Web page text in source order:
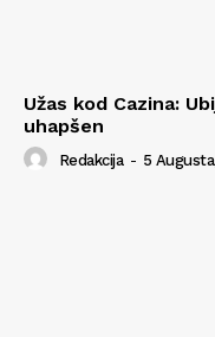
Užas kod Cazina:
uhapšen
Redakcija - 5